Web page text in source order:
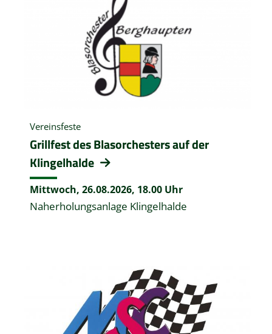
Vereinsfeste
Grillfest des Blasorchesters auf der
Klingelhalde
Mittwoch, 26.08.2026, 18.00 Uhr
Naherholungsanlage Klingelhalde